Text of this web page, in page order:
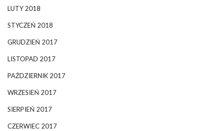
LUTY 2018
STYCZEŃ 2018
GRUDZIEŃ 2017
LISTOPAD 2017
PAŹDZIERNIK 2017
WRZESIEŃ 2017
SIERPIEŃ 2017
CZERWIEC 2017